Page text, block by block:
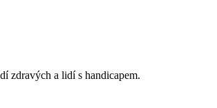
zdravých a lidí s handicapem.